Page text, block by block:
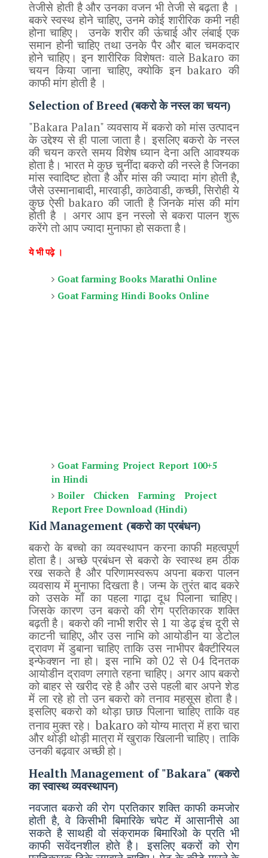
तेजीसे होती है और उनका वजन भी तेजी से बढ़ता है ।
बकरे स्वस्थ होने चाहिए, उनमे कोई शारीरिक कमी नही
होना चाहिए।
उनके शरीर की ऊंचाई और लंबाई एक
समान होनी चाहिए तथा उनके पैर और बाल चमकदार
होने चाहिए। इन शारीरिक विशेषतः वाले Bakaroका
चयन किया जाना चाहिए,क्योकि इनbakaroकी
काफी मांग होती है ।
Selection of Breed (बकरो के नस्ल का चयन)
"Bakara Palan" व्यवसाय में बकरो को मांस उत्पादन
के उद्देश्य से ही पाला जाता है। इसलिए बकरो के नस्ल
की चयन करते समय विशेष ध्यान देना अति आवश्यक
होता है। भारत मे कुछ चुनींदा बकरो की नस्ले है जिनका
मांस स्वादिष्ट होता है और मांस की ज्यादा मांग होती है,
जैसे उस्मानाबादी, मारवाड़ी, काठेवाडी, कच्छी, सिरोही ये
कुछ ऐसीbakaroकी जाती है जिनके मांस की मांग
होती है । अगर आप इन नस्लो से बकरा पालन शुरू
करेंगे तो आप ज्यादा मुनाफा हो सकता है।
ये भी पढ़े ।
Goat farming Books Marathi Online
Goat Farming Hindi Books Online
Goat Farming Project Report 100+5
in Hindi
Boiler Chicken Farming Project
Report Free Download (Hindi)
Kid Management (बकरो का प्रबंधन)
बकरो के बच्चो का व्यवस्थापन करना काफी महत्वपूर्ण
होता है। अच्छे प्रबंधन से बकरो के स्वास्थ हम ठीक
रख सकते है और परिणामस्वरूप अपना बकरा पालन
व्यवसाय में मुनाफा दिखता है। जन्म के तुरंत बाद बकरे
को उसके माँ का पहला गाढ़ा दूध पिलाना चाहिए।
जिसके कारण उन बकरो की रोग प्रतिकारक शक्ति
बढ़ती है। बकरो की नाभी शरीर से 1या डेढ़ इंच दूरी से
काटनी चाहिए,और उस नाभि को आयोडीन या डेटोल
द्रावण में डुबाना चाहिए ताकि उस नाभीपर बैक्टीरियल
इन्फेक्शन ना हो। इस नाभि को 02 से 04दिनतक
आयोडीन द्रावण लगाते रहना चाहिए। अगर आप बकरो
को बाहर से खरीद रहे है और उसे पहली बार अपने शेड
में ला रहे हो तो उन बकरो को तनाव महसूस होता है।
इसलिए बकरो को थोड़ा छाछ पिलाना चाहिए ताकि वह
तनाव मुक्त रहे। bakaro को योग्य मात्रा में हरा चारा
और थोड़ी थोड़ी मात्रा में खुराक खिलानी चाहिए। ताकि
उनकी बढ़वार अच्छी हो।
Health Management of "Bakara" (बकरो
का स्वास्थ व्यवस्थापन)
नवजात बकरो की रोग प्रतिकार शक्ति काफी कमजोर
होती है, वे किसीभी बिमारिके चपेट में आसानीसे आ
सकते है साथही वो संक्रामक बिमारिओ के प्रति भी
काफी सवेंदनशील होते है। इसलिए बकरों को रोग